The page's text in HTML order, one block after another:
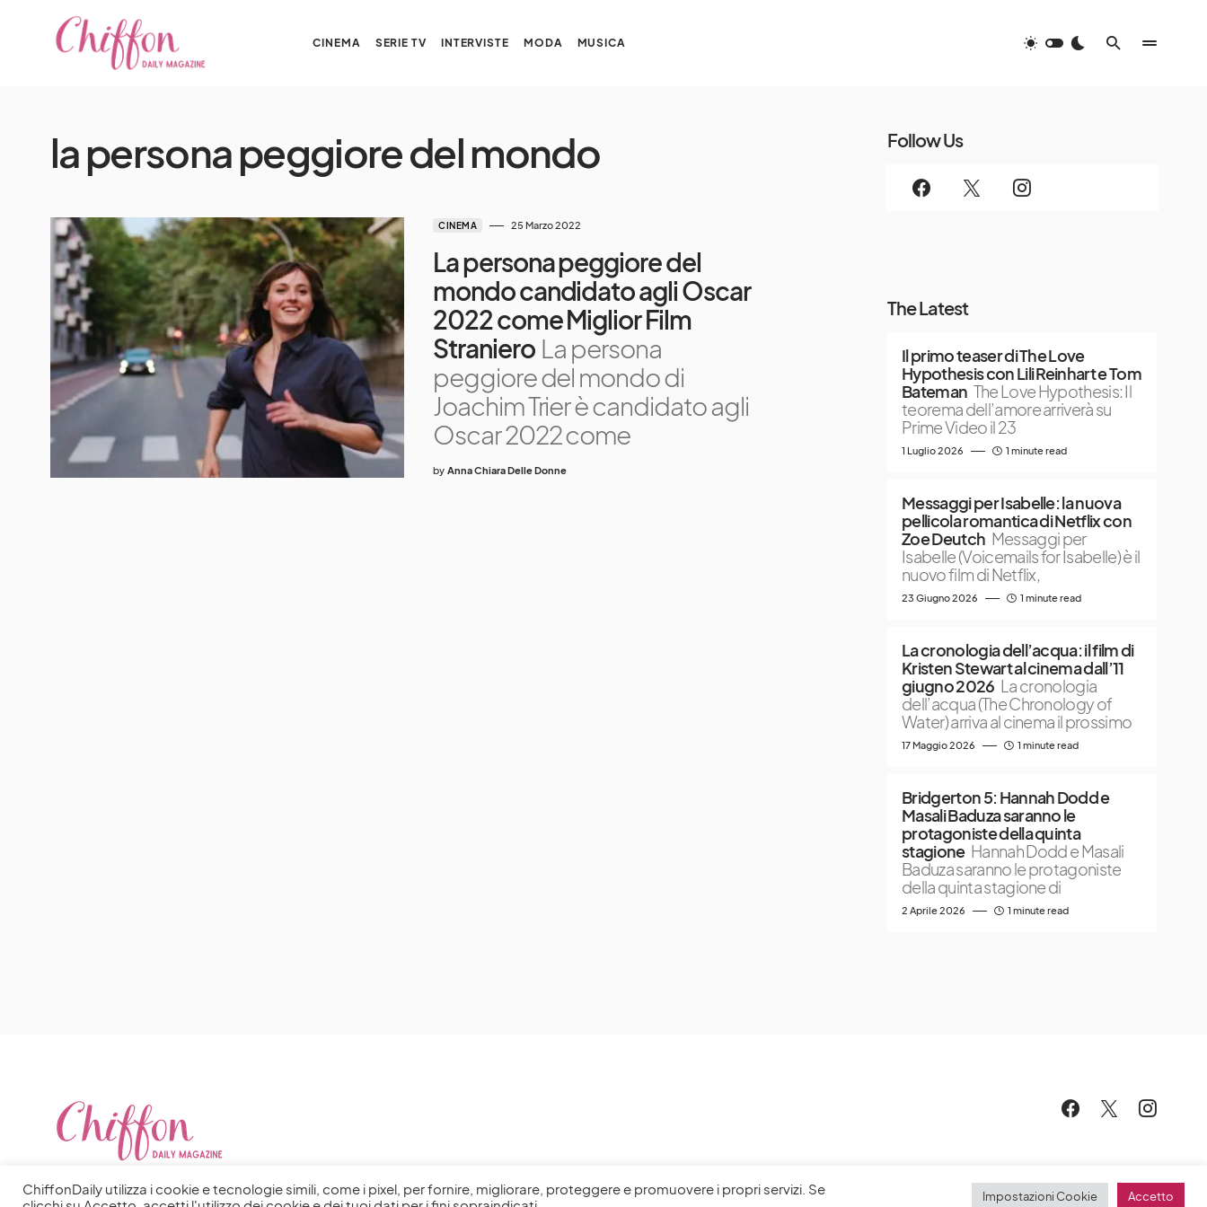
CINEMA SERIE TV INTERVISTE MODA MUSICA
la persona peggiore del mondo
CINEMA 25 Marzo 2022
La persona peggiore del
mondo candidato agli Oscar
2022 come Miglior Film
Straniero La persona
peggiore del mondo di
Joachim Trier è candidato agli
Oscar 2022 come
by Anna Chiara Delle Donne
Follow Us
The Latest
Il primo teaser di The Love
Hypothesis con Lili Reinhart e Tom
Bateman The Love Hypothesis: Il
teorema dell’amore arriverà su
Prime Video il 23
1 Luglio 2026 1 minute read
Messaggi per Isabelle: la nuova
pellicola romantica di Netflix con
Zoe Deutch Messaggi per
Isabelle (Voicemails for Isabelle) è il
nuovo film di Netflix,
23 Giugno 2026 1 minute read
La cronologia dell’acqua: il film di
Kristen Stewart al cinema dall’11
giugno 2026 La cronologia
dell’acqua (The Chronology of
Water) arriva al cinema il prossimo
17 Maggio 2026 1 minute read
Bridgerton 5: Hannah Dodd e
Masali Baduza saranno le
protagoniste della quinta
stagione Hannah Dodd e Masali
Baduza saranno le protagoniste
della quinta stagione di
2 Aprile 2026 1 minute read
ChiffonDaily utilizza i cookie e tecnologie simili, come i pixel, per fornire, migliorare, proteggere e promuovere i propri servizi. Se
Impostazioni Cookie Accetto